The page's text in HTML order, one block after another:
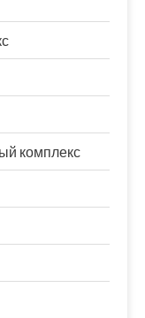
комплекс